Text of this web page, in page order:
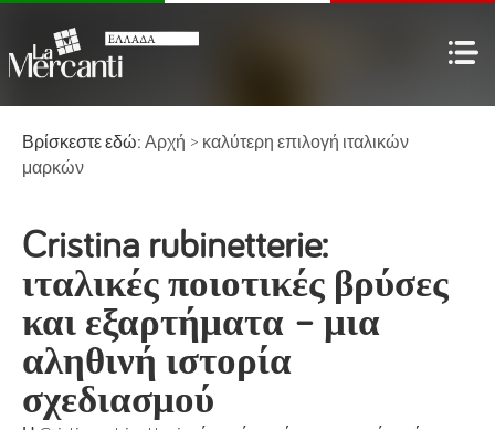
Βρίσκεστε εδώ: Αρχή > καλύτερη επιλογή ιταλικών
μαρκών
Cristina rubinetterie:
ιταλικές ποιοτικές βρύσες
και εξαρτήματα – μια
αληθινή ιστορία
σχεδιασμού